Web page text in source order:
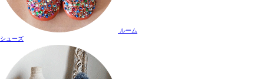
ルーム
シューズ